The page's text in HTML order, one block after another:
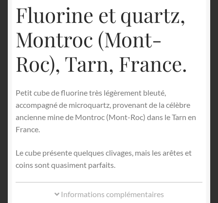
Fluorine et quartz,
Montroc (Mont-
Roc), Tarn, France.
Petit cube de fluorine très légèrement bleuté,
accompagné de microquartz, provenant de la célèbre
ancienne mine de Montroc (Mont-Roc) dans le Tarn en
France.
Le cube présente quelques clivages, mais les arêtes et
coins sont quasiment parfaits.
Informations complémentaires